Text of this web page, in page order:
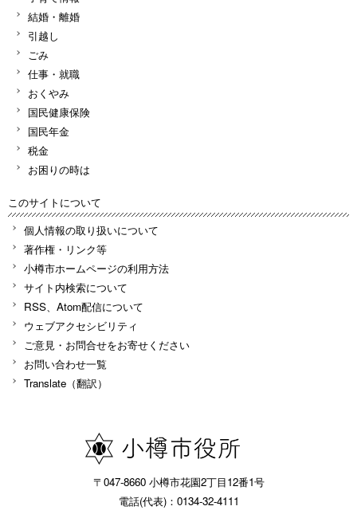
結婚・離婚
引越し
ごみ
仕事・就職
おくやみ
国民健康保険
国民年金
税金
お困りの時は
このサイトについて
個人情報の取り扱いについて
著作権・リンク等
小樽市ホームページの利用方法
サイト内検索について
RSS、Atom配信について
ウェブアクセシビリティ
ご意見・お問合せをお寄せください
お問い合わせ一覧
Translate（翻訳）
〒047-8660 小樽市花園2丁目12番1号
電話(代表)：0134-32-4111